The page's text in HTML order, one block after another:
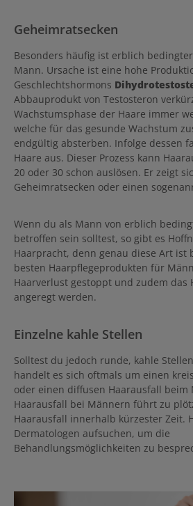
Geheimratsecken
Besonders häufig ist erblich
Mann. Ursache ist eine hohe
Geschlechtshormons
Abbauprodukt von Testosteron
Wachstumsphase der Haare immer
welche für das gesunde Wachstum
endgültig absterben. Infolge dessen
Haare aus. Dieser Prozess kann
20 oder 30 schon auslösen. Er zeigt
Geheimratsecken oder einen
Wenn du als Mann von erblich
betroffen sein solltest, so gibt es
Haarpracht, denn genau diese Art ist
besten Haarpflegeprodukten für
Haarverlust gestoppt und zudem das
angeregt werden.
Einzelne kahle Stellen
Solltest du jedoch runde, kahle
handelt es sich oftmals um einen
oder einen diffusen Haarausfall beim
Haarausfall bei Männern führt zu
Haarausfall innerhalb kürzester Zeit.
Dermatologen aufsuchen, um die
Behandlungsmöglichkeiten zu